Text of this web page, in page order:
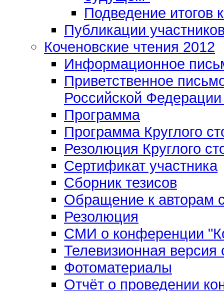
Подведение итогов
Публикации
Коченовские чтения 2012
Информационное
Приветственное
Российской
Программа
Программа Круглого
Резолюция Круглого
Сертификат участника
Сборник тезисов
Обращение к авторам
Резолюция
СМИ о конференции
Телевизионная
Фотоматериалы
Отчёт о проведении